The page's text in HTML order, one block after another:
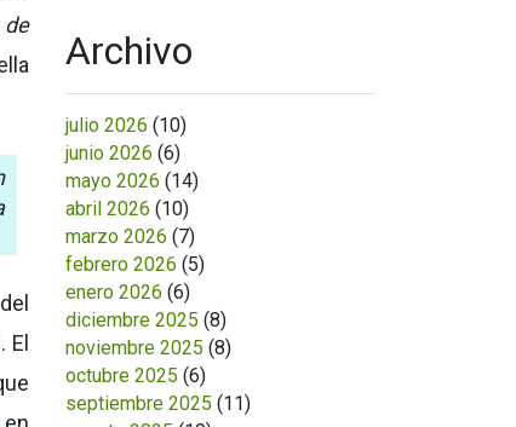
El
Archivo
julio 2026 (10)
junio 2026 (6)
mayo 2026 (14)
abril 2026 (10)
marzo 2026 (7)
febrero 2026 (5)
enero 2026 (6)
diciembre 2025 (8)
noviembre 2025 (8)
octubre 2025 (6)
septiembre 2025 (11)